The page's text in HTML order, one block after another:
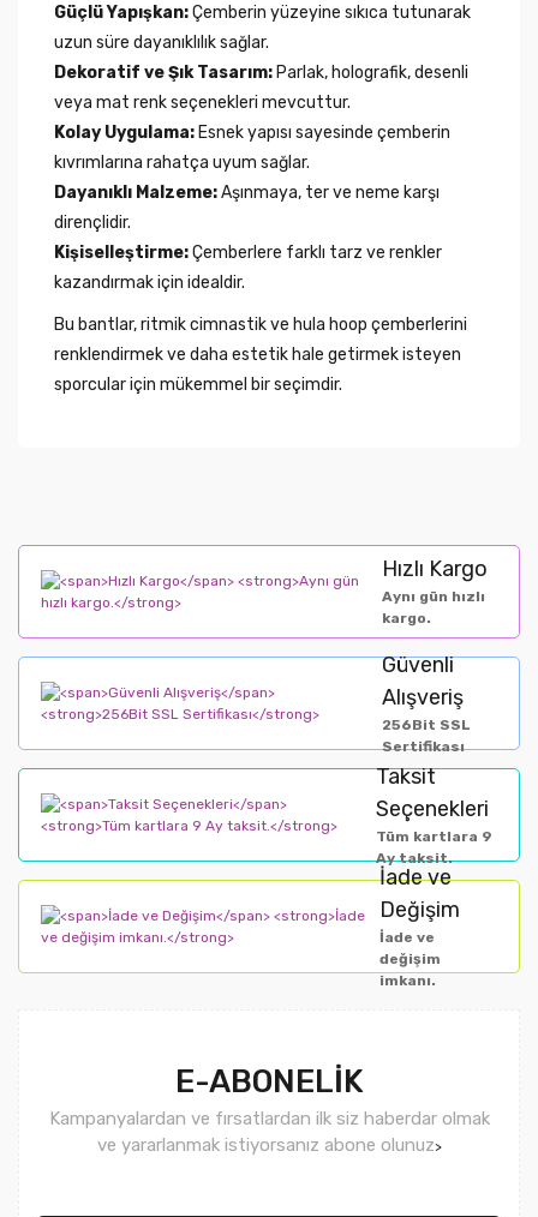
Güçlü Yapışkan:Çemberin yüzeyine sıkıca tutunarak
uzun süre dayanıklılık sağlar.
Dekoratif ve Şık Tasarım: Parlak, holografik, desenli
veya mat renk seçenekleri mevcuttur.
Kolay Uygulama: Esnek yapısı sayesinde çemberin
kıvrımlarına rahatça uyum sağlar.
Dayanıklı Malzeme:Aşınmaya, ter ve neme karşı
dirençlidir.
Kişiselleştirme:Çemberlere farklı tarz ve renkler
kazandırmak için idealdir.
Bu bantlar, ritmik cimnastik ve hula hoop çemberlerini
renklendirmek ve daha estetik hale getirmek isteyen
sporcular için mükemmel bir seçimdir.
Hızlı Kargo
Aynı gün hızlı
kargo.
Güvenli
Alışveriş
256Bit SSL
Sertifikası
Taksit
Seçenekleri
Tüm kartlara 9
Ay taksit.
İade ve
Değişim
İade ve
değişim
imkanı.
E-ABONELİK
Kampanyalardan ve fırsatlardan ilk siz haberdar olmak
ve yararlanmak istiyorsanız abone olunuz>